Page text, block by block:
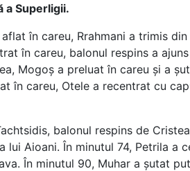
a Superligii.
în careu, Rrahmani a trimis
în careu, balonul respins a
Mogoș a preluat în careu și a
în careu, Otele a recentrat cu
balonul respins de
Aioani. În minutul 74, Petrila a
În minutul 90, Muhar a șutat